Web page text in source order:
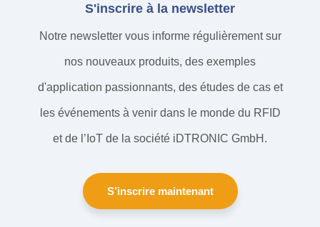
S'inscrire à la newsletter
Notre newsletter vous informe régulièrement sur
nos nouveaux produits, des exemples
d'application passionnants, des études de cas et
les événements à venir dans le monde du RFID
et de l’IoT de la société iDTRONIC GmbH.
S’inscrire maintenant